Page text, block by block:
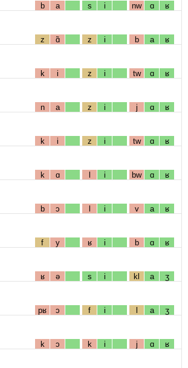
b a s i nw ɑ ʁ
z ɑ̃ z i b a ʁ
k i z i tw ɑ ʁ
n a z i j ɑ ʁ
k i z i tw ɑ ʁ
k ɑ l i bw ɑ ʁ
b ɔ l i v a ʁ
f y ʁ i b ɑ ʁ
ʁ ə s i kl a ʒ
pʁ ɔ f i l a ʒ
k ɔ k i j ɑ ʁ